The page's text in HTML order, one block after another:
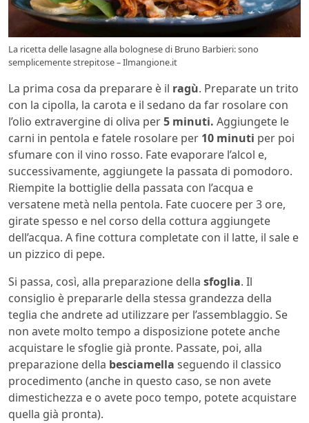
La ricetta delle lasagne alla bolognese di Bruno Barbieri: sono
semplicemente strepitose – Ilmangione.it
La prima cosa da preparare è il ragù. Preparate un trito
con la cipolla, la carota e il sedano da far rosolare con
l’olio extravergine di oliva per5 minuti. Aggiungete le
carni in pentola e fatele rosolare per 10 minuti per poi
sfumare con il vino rosso. Fate evaporare l’alcol e,
successivamente, aggiungete la passata di pomodoro.
Riempite la bottiglie della passata con l’acqua e
versatene metà nella pentola. Fate cuocere per 3 ore,
girate spesso e nel corso della cottura aggiungete
dell’acqua. A fine cottura completate con il latte, il sale e
un pizzico di pepe.
Si passa, così, alla preparazione della sfoglia. Il
consiglio è prepararle della stessa grandezza della
teglia che andrete ad utilizzare per l’assemblaggio. Se
non avete molto tempo a disposizione potete anche
acquistare le sfoglie già pronte. Passate, poi, alla
preparazione della besciamella seguendo il classico
procedimento (anche in questo caso, se non avete
dimestichezza e o avete poco tempo, potete acquistare
quella già pronta).